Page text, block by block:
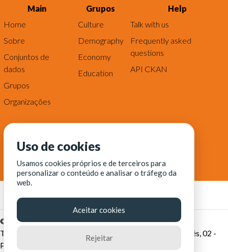
Main
Home
Sobre
Conjuntos de
dados
Grupos
Organizações
Grupos
Culture
Demography
Economy
Education
Help
Talk with us
Frequently asked
questions
API CKAN
© Fortaleza Digital || CITINOVA - Fundação de Ciência,
Tecnologia e Inovação de Fortaleza - Rua dos Tremembés, 02 -
Praia de Iracema - Fortaleza-CE
Uso de cookies
Usamos cookies próprios e de terceiros para
personalizar o conteúdo e analisar o tráfego da
web.
Aceitar cookies
Rejeitar